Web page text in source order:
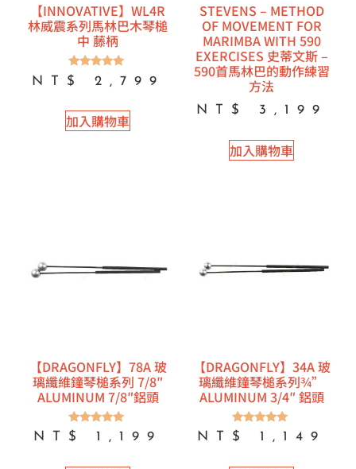
【INNOVATIVE】WL4R
林威震系列馬林巴木琴槌
中 藤柄
評分
5.00
NT$ 2,799
加入購物車
STEVENS – METHOD
OF MOVEMENT FOR
MARIMBA WITH 590
EXERCISES 史蒂文斯 –
590首馬林巴的動作練習
方法
NT$ 3,199
加入購物車
【DRAGONFLY】78A 玻
璃纖維鐘琴槌系列 7/8″
ALUMINUM 7/8″鋁頭
評分
5.00
NT$ 1,199
【DRAGONFLY】34A 玻
璃纖維鐘琴槌系列¾”
ALUMINUM 3/4″ 鋁頭
評分
5.00
NT$ 1,149